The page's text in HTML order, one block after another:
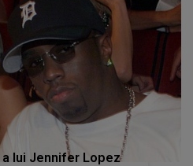
lui Jennifer Lopez